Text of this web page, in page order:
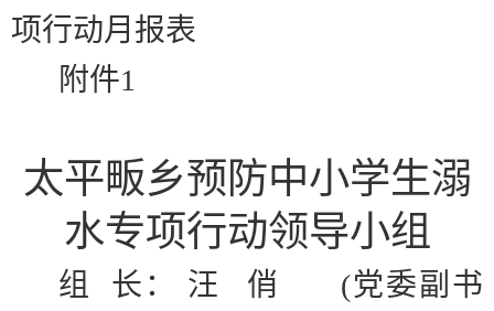
项行动月报表
附件1
太平畈乡预防中小学生溺
水专项行动领导小组
组 长： 汪 俏 (党委副书